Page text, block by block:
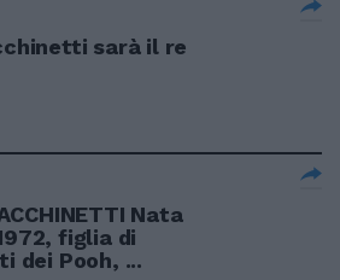
sarà il re
Nata
figlia di
dei Pooh, ...